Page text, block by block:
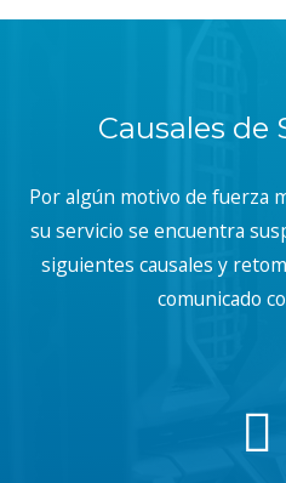
Causales de
Por algún motivo de fuerza
su servicio se encuentra
siguientes causales y
comunicado